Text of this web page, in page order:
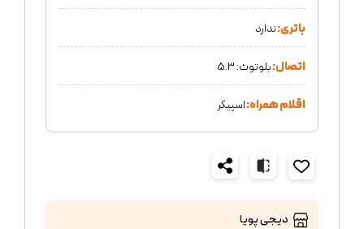
باتری:ندارد
اتصال:بلوتوث: 5.3
اقلام همراه:اسپیکر
دیجی پویا